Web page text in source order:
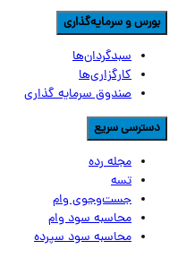
و سرمایه‌گذاری
سبدگردان‌ها
کارگزاری‌ها
صندوق سرمایه گذاری
سریع
مجله رده
تسه
جست‌وجوی وام
محاسبه سود وام
محاسبه سود سپرده